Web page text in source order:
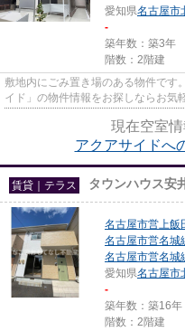
愛知県名古屋市
-
築年数：築3年
階数：2階建
敷地内にごみ置き場のある物件です
イド」の物件情報をお探しならお気
現在空室情
アクアサイドへ
賃貸｜テラス タウンハウス安
名古屋市営上飯
名古屋市営名城
名古屋市営名城
愛知県名古屋市
-
築年数：築16年
階数：2階建